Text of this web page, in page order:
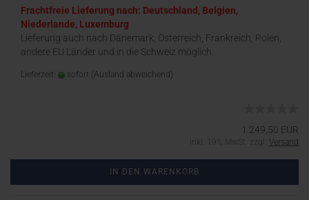
Frachtfreie Lieferung nach: Deutschland, Belgien,
Niederlande, Luxemburg
Lieferung auch nach Dänemark, Österreich, Frankreich, Polen,
andere EU Länder und in die Schweiz möglich.
Lieferzeit: sofort (Ausland abweichend)
1.249,50 EUR
inkl. 19% MwSt. zzgl. Versand
IN DEN WARENKORB